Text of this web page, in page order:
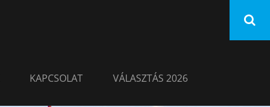
KAPCSOLAT VÁLASZTÁS 2026